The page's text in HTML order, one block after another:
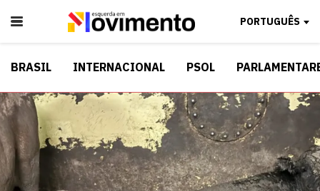
PORTUGUÊS
BRASIL INTERNACIONAL PSOL